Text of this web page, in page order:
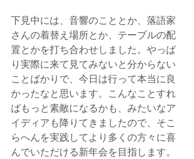
下見中には、音響のこととか、落語家
さんの着替え場所とか、テーブルの配
置とかを打ち合わせしました。やっぱ
り実際に来て見てみないと分からない
ことばかりで、今日は行って本当に良
かったなと思います。こんなことすれ
ばもっと素敵になるかも、みたいなア
イディアも降りてきましたので、そこ
らへんを実践してより多くの方々に喜
んでいただける新年会を目指します。